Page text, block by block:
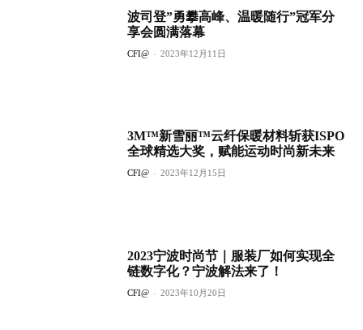
波司登”勇攀高峰、温暖随行”冠军分
享会圆满落幕
CFI@ - 2023年12月11日
3M™新雪丽™云纤保暖材料斩获ISPO
全球精选大奖，赋能运动时尚新未来
CFI@ - 2023年12月15日
2023宁波时尚节｜服装厂如何实现全
链数字化？宁波解法来了！
CFI@ - 2023年10月20日